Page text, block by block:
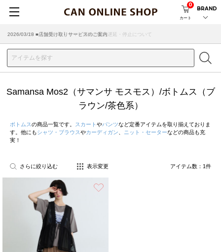
カート
0
BRAND
2026/07/29 ■【お知らせ】ヤマト運輸の配送遅延・停止について
2026/03/18 ■店舗受け取りサービスのご案内
Samansa Mos2（サマンサ モスモス）/ボトムス（ブ
ラウン/茶色系）
ボトムスの商品一覧です。 スカート やパンツなど定番アイテムを取り揃えておりま
す。他にもシャツ・ブラウスやカーディガン ニット・セーターなどの商品も充
実！
さらに絞り込む 表示変更 アイテム数： 1件